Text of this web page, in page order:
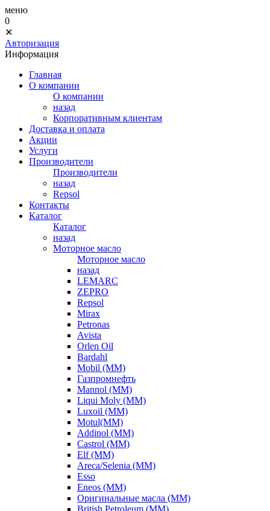
меню
0
✕
Авторизация
Информация
Главная
О компании
О компании
назад
Корпоративным клиентам
Доставка и оплата
Акции
Услуги
Производители
Производители
назад
Repsol
Контакты
Каталог
Каталог
назад
Моторное масло
Моторное масло
назад
LEMARC
ZEPRO
Repsol
Mirax
Petronas
Avista
Orlen Oil
Bardahl
Mobil (ММ)
Газпромнефть
Mannol (ММ)
Liqui Moly (ММ)
Luxoil (ММ)
Motul(ММ)
Addinol (ММ)
Castrol (ММ)
Elf (ММ)
Areca/Selenia (ММ)
Esso
Eneos (ММ)
Оригинальные масла (ММ)
British Petroleum (ММ)